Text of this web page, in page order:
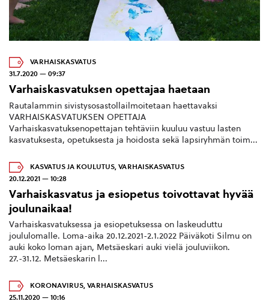
VARHAISKASVATUS
31.7.2020 — 09:37
Varhaiskasvatuksen opettajaa haetaan
Rautalammin sivistysosastollailmoitetaan haettavaksi
VARHAISKASVATUKSEN OPETTAJA
Varhaiskasvatuksenopettajan tehtäviin kuuluu vastuu lasten
kasvatuksesta, opetuksesta ja hoidosta sekä lapsiryhmän toim...
KASVATUS JA KOULUTUS VARHAISKASVATUS
20.12.2021 — 10:28
Varhaiskasvatus ja esiopetus toivottavat hyvää
joulunaikaa!
Varhaiskasvatuksessa ja esiopetuksessa on laskeuduttu
joululomalle. Loma-aika 20.12.2021-2.1.2022 Päiväkoti Silmu on
auki koko loman ajan, Metsäeskari auki vielä jouluviikon.
27.-31.12. Metsäeskarin l...
KORONAVIRUS, VARHAISKASVATUS
25.11.2020 — 10:16